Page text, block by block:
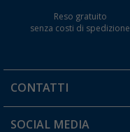
Reso gratuito
senza costi di spedizione
CONTATTI
Orari di apertura del servizio:
SOCIAL MEDIA